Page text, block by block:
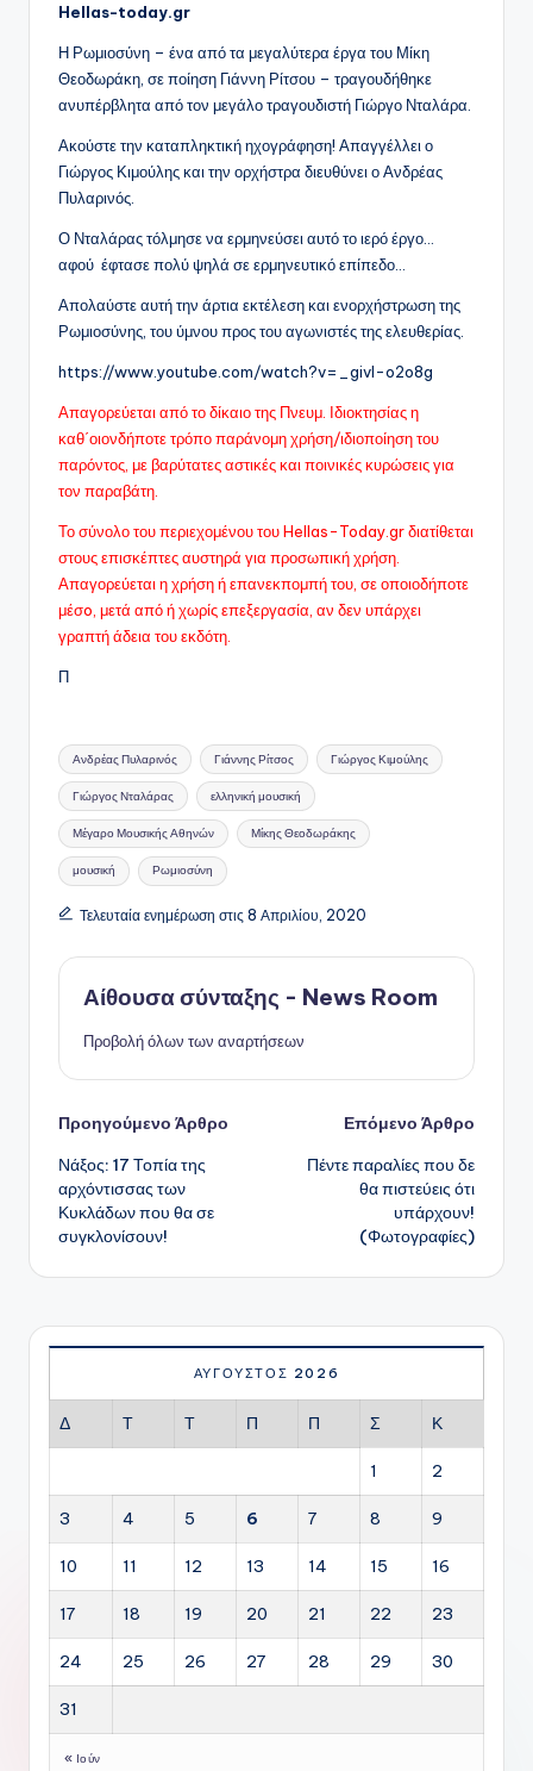
Hellas-today.gr
Η Ρωμιοσύνη – ένα από τα μεγαλύτερα έργα του Μίκη
Θεοδωράκη, σε ποίηση Γιάννη Ρίτσου – τραγουδήθηκε
ανυπέρβλητα από τον μεγάλο τραγουδιστή Γιώργο Νταλάρα.
Ακούστε την καταπληκτική ηχογράφηση! Απαγγέλλει ο
Γιώργος Κιμούλης και την ορχήστρα διευθύνει ο Ανδρέας
Πυλαρινός.
Ο Νταλάρας τόλμησε να ερμηνεύσει αυτό το ιερό έργο…
αφού έφτασε πολύ ψηλά σε ερμηνευτικό επίπεδο…
Απολαύστε αυτή την άρτια εκτέλεση και ενορχήστρωση της
Ρωμιοσύνης, του ύμνου προς του αγωνιστές της ελευθερίας.
https://www.youtube.com/watch?v=_givI-o2o8g
Απαγορεύεται από το δίκαιο της Πνευμ. Ιδιοκτησίας η
καθ΄οιονδήποτε τρόπο παράνομη χρήση/ιδιοποίηση του
παρόντος, με βαρύτατες αστικές και ποινικές κυρώσεις για
τον παραβάτη.
Το σύνολο του περιεχομένου του Hellas-Today.gr διατίθεται
στους επισκέπτες αυστηρά για προσωπική χρήση.
Απαγορεύεται η χρήση ή επανεκπομπή του, σε οποιοδήποτε
μέσo, μετά από ή χωρίς επεξεργασία, αν δεν υπάρχει
γραπτή άδεια του εκδότη.
Π
Ετικέτες:
Ανδρέας Πυλαρινός Γιάννης Ρίτσος Γιώργος Κιμούλης
Γιώργος Νταλάρας ελληνική μουσική
Μέγαρο Μουσικής Αθηνών Μίκης Θεοδωράκης
μουσική Ρωμιοσύνη
Τελευταία ενημέρωση στις 8 Απριλίου, 2020
Αίθουσα σύνταξης - News Room
Προβολή όλων των αναρτήσεων
Πλοήγηση
δημοσιεύσεων
Προηγούμενο Άρθρο
Νάξος: 17 Τοπία της
αρχόντισσας των
Κυκλάδων που θα σε
συγκλονίσουν!
Επόμενο Άρθρο
Πέντε παραλίες που δε
θα πιστεύεις ότι
υπάρχουν!
(Φωτογραφίες)
ΑΎΓΟΥΣΤΟΣ 2026
Δ Τ Τ Π Π Σ Κ
1 2
3 4 5 6 7 8 9
10 11 12 13 14 15 16
17 18 19 20 21 22 23
24 25 26 27 28 29 30
31
« Ιούν